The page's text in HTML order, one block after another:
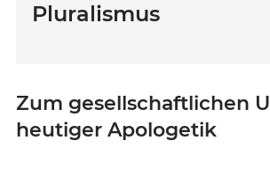
Pluralismus
Zum gesellschaftlichen
heutiger Apologetik